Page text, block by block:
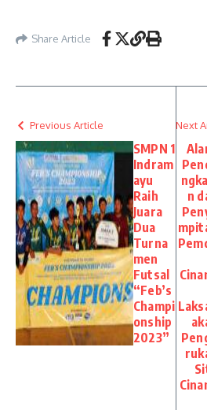
Share Article
Previous Article
SMPN 1
Indram
ayu
Raih
Juara
Dua
Turna
men
Futsal
“Feb’s
Champi
onship
2023”
Next
n